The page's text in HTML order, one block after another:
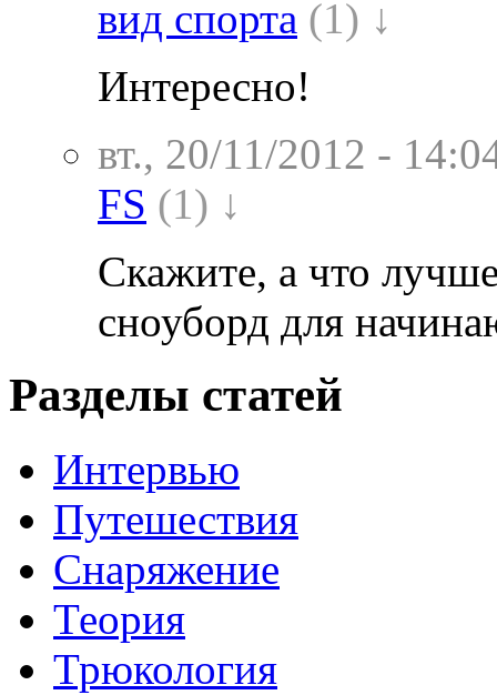
вид спорта (1) ↓
Интересно!
вт., 20/11/2012 -
FS (1) ↓
Скажите, а что
сноуборд для
Разделы статей
Интервью
Путешествия
Снаряжение
Теория
Трюкология